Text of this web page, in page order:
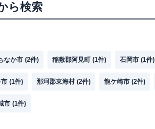
ら検索
なか市 (2件) 稲敷郡阿見町 (1件) 石岡市 (1件)
(1件) 那珂郡東海村(2件) 龍ケ崎市 (2件)
市 (1件)